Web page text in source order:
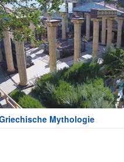
Mythologie